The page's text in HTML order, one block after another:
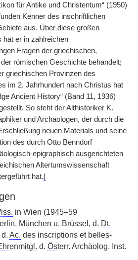
für Antike und Christentum“ (1950)
Kenner des inschriftlichen
aus. Über diese großen
hat er in zahlreichen
Fragen der griechischen,
römischen Geschichte behandelt;
griechischen Provinzen des
im 2. Jahrhundert nach Christus hat
Ancient History“ (Band 11, 1936)
So steht der Althistoriker K.
und Archäologen, der durch die
neuen Materials und seine
des durch Otto Benndorf
epigraphisch ausgerichteten
Altertumswissenschaft
hat.
in Wien (1945–59
München u. Brüssel, d. Dt.
d. Ac. des inscriptions et belles-
d. Österr. Archäolog. Inst.